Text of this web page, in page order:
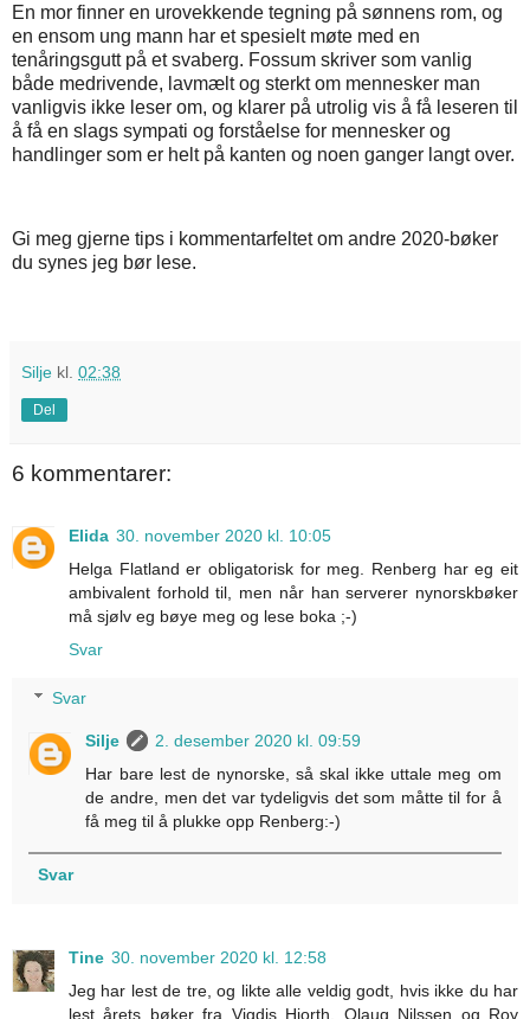
En mor finner en urovekkende tegning på sønnens rom, og
en ensom ung mann har et spesielt møte med en
tenåringsgutt på et svaberg. Fossum skriver som vanlig
både medrivende, lavmælt og sterkt om mennesker man
vanligvis ikke leser om, og klarer på utrolig vis å få leseren til
å få en slags sympati og forståelse for mennesker og
handlinger som er helt på kanten og noen ganger langt over.
Gi meg gjerne tips i kommentarfeltet om andre 2020-bøker
du synes jeg bør lese.
Silje kl. 02:38
Del
6 kommentarer:
Elida 30. november 2020 kl. 10:05
Helga Flatland er obligatorisk for meg. Renberg har eg eit
ambivalent forhold til, men når han serverer nynorskbøker
må sjølv eg bøye meg og lese boka ;-)
Svar
Svar
Silje
2. desember 2020 kl. 09:59
Har bare lest de nynorske, så skal ikke uttale meg om
de andre, men det var tydeligvis det som måtte til for å
få meg til å plukke opp Renberg:-)
Svar
Tine 30. november 2020 kl. 12:58
Jeg har lest de tre, og likte alle veldig godt, hvis ikke du har
lest årets bøker fra Vigdis Hjorth, Olaug Nilssen og Roy